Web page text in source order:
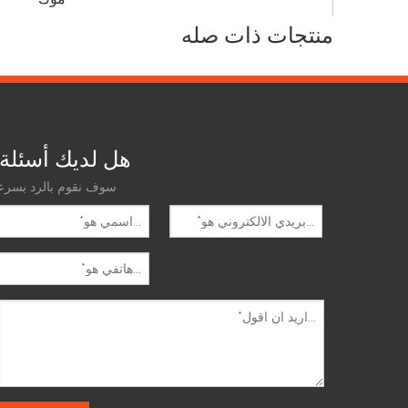
صفقة
منتجات ذات صله
هل لديك
سوف نقوم بالرد